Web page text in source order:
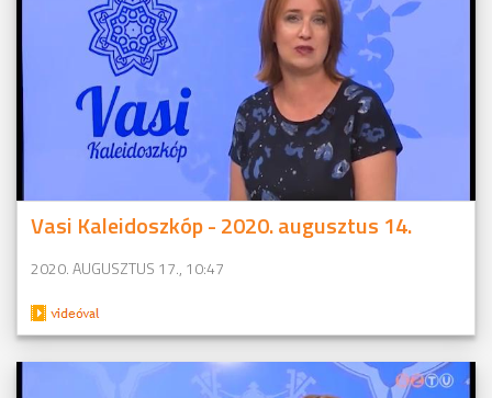
Vasi Kaleidoszkóp - 2020. augusztus 14.
2020. AUGUSZTUS 17., 10:47